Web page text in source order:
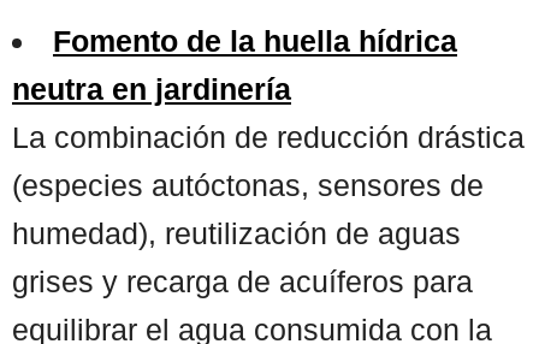
Fomento de la huella hídrica
neutra en jardinería
La combinación de reducción drástica
(especies autóctonas, sensores de
humedad), reutilización de aguas
grises y recarga de acuíferos para
equilibrar el agua consumida con la